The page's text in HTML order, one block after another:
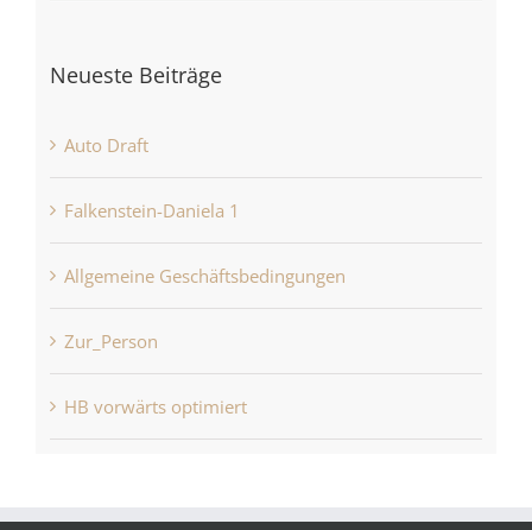
Neueste Beiträge
Auto Draft
Falkenstein-Daniela 1
Allgemeine Geschäftsbedingungen
Zur_Person
HB vorwärts optimiert